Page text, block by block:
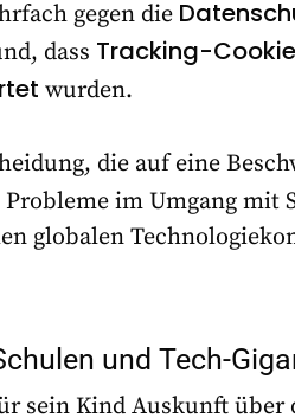
gegen die
dass Tracking-
wurden.
die auf eine
im Umgang mit
globalen
und Tech-
sein Kind Auskunft